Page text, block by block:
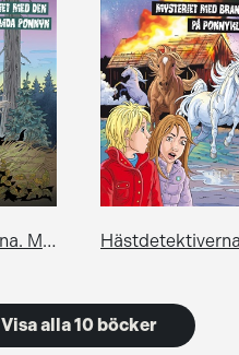
Hästdetektiverna. Mysteriet med den skrämda ponnyn
Visa alla 10 böcker